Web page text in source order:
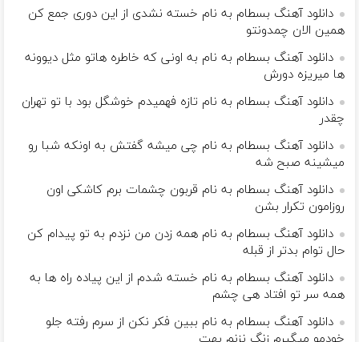
دانلود آهنگ بسطام به نام خسته نشدی از این دوری جمع کن
همین الان چمدونتو
دانلود آهنگ بسطام به نام به اونی که خاطره هاتو مثل دیوونه
ها میریزه دورش
دانلود آهنگ بسطام به نام تازه فهمیدم خوشگل بود با تو تهران
چقدر
دانلود آهنگ بسطام به نام چی میشه گفتش به اونکه شبا رو
میشینه صبح شه
دانلود آهنگ بسطام به نام قربون چشمات برم کاشکی اون
روزامون تکرار بشن
دانلود آهنگ بسطام به نام همه زدن من نزدم به تو پیدام کن
حال توام بدتر از قبله
دانلود آهنگ بسطام به نام خسته شدم از این پیاده راه ها به
همه سر تو افتاد هی چشم
دانلود آهنگ بسطام به نام ببین فکر نکن از سرم رفته جلو